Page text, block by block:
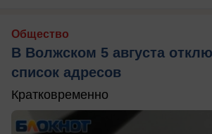
Общество
В Волжском 5 августа
список адресов
Кратковременно